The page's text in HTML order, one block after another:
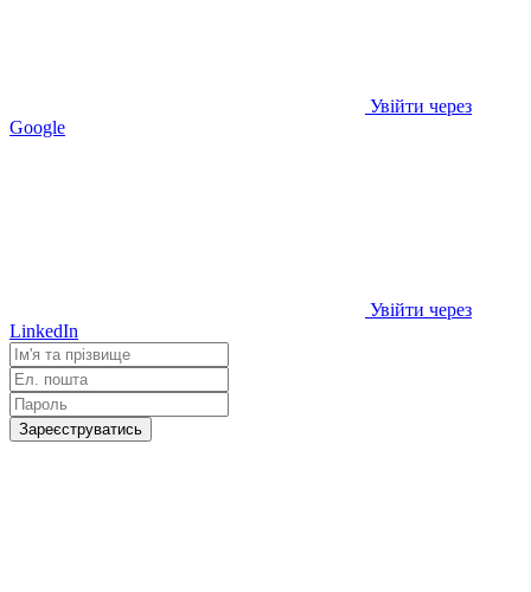
Увійти через
Google
Увійти через
LinkedIn
Зареєструватись